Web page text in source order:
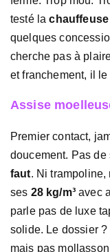
testé la
quelques
cherche pas à
et franchement, il le
Assise
Premier contact,
doucement. Pas de
faut. Ni
ses 28 kg/m³avec
parle pas de luxe
solide. Le dossier
mais pas